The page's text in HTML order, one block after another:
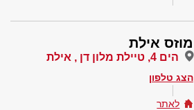
מוזס אילת
הים 4, טיילת מלון דן , אילת
הצג טלפון
לאתר